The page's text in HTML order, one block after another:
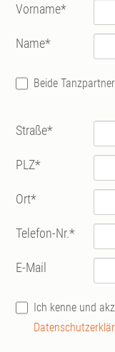
Vorname*
Name*
Beide
Straße*
PLZ*
Ort*
Telefon-Nr.*
E-Mail
Ich kenne und